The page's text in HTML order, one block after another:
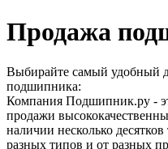
Продажа
Выбирайте самый удобный
подшипника:
Компания Подшипник.ру -
продажи
наличии несколько
разных типов и от разных